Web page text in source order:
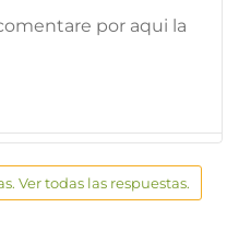
por aqui la
Ver todas las respuestas.